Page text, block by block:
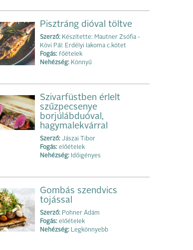
Pisztráng dióval töltve
Szerző: Készítette: Mautner Zsófia -
Kövi Pál: Erdélyi lakoma c.kötet
Fogás: főételek
Nehézség: Könnyű
Szivarfüstben érlelt
szűzpecsenye
borjúlábduóval,
hagymalekvárral
Szerző: Jászai Tibor
Fogás: előételek
Nehézség: Időigényes
Gombás szendvics
tojással
Szerző: Pohner Ádám
Fogás: előételek
Nehézség: Legkönnyebb